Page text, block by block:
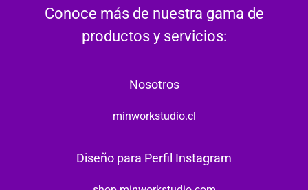
Conoce más de nuestra gama de
productos y servicios:
Nosotros
minworkstudio.cl
Diseño para Perfil Instagram